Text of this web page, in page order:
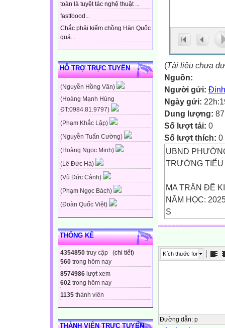
toàn là tuyệt tác nghệ thuật ...
fastfoood...
Chắc phải kiếm chồng Hàn Quốc
quá...
HỖ TRỢ TRỰC TUYẾN
(Nguyễn Hồng Vân)
(Hoàng Mạnh Hùng
ĐT:0984.81.9797)
(Phạm Khắc Lập)
(Nguyễn Tuấn Cường)
(Hoàng Ngọc Minh)
(Lê Đức Hà)
(Vũ Đức Cảnh)
(Phạm Ngọc Bách)
(Đoàn Quốc Việt)
THỐNG KÊ
4354850 truy cập (chi tiết)
560 trong hôm nay
8574986 lượt xem
602 trong hôm nay
1135 thành viên
THÀNH VIÊN TRỰC TUYẾN
(Tài liệu chưa
Nguồn:
Người gửi:
Ngày gửi:
Dung lượng:
Số lượt tải: 0
Số lượt thích: 0
UBND
TRƯỜNG
MA TRẬN ĐỀ
NĂM HỌC:
S
điểm
-Sử dụng được
Kích thước font
Đường dẫn: p